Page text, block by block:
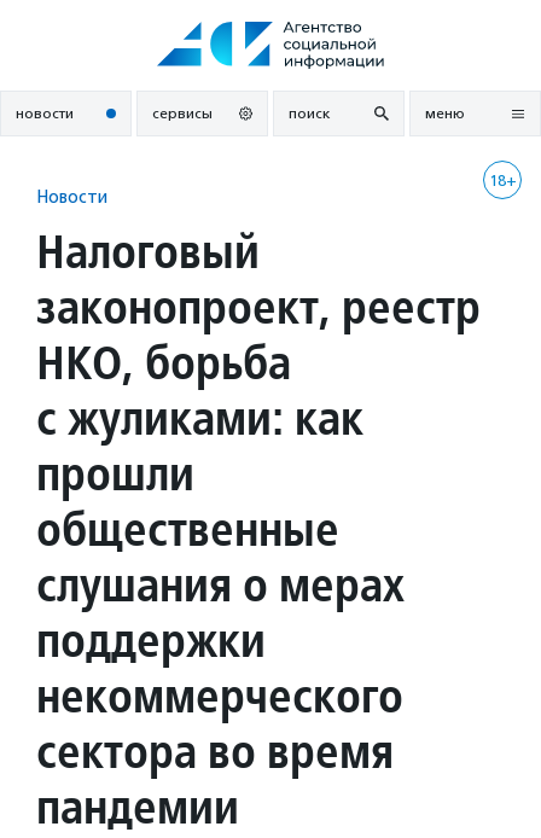
новости сервисы поиск меню
18+
Новости
Налоговый
законопроект, реестр
НКО, борьба
с жуликами: как
прошли
общественные
слушания о мерах
поддержки
некоммерческого
сектора во время
пандемии